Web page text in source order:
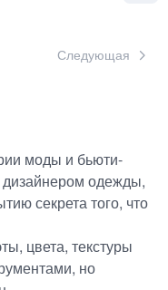
Следующая
моды и бьюти-
одежды,
секрета того, что
цвета, текстуры
но